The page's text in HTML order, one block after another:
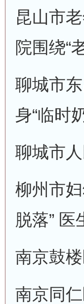
昆山市
院围绕“
聊城市
身“临时
聊城市
柳州市
脱落” 医
南京鼓
南京同